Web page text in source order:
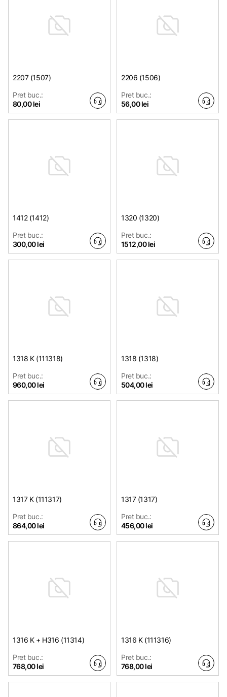
2207 (1507)
Pret buc.:
80,00 lei
2206 (1506)
Pret buc.:
56,00 lei
1412 (1412)
Pret buc.:
300,00 lei
1320 (1320)
Pret buc.:
1512,00 lei
1318 K (111318)
Pret buc.:
960,00 lei
1318 (1318)
Pret buc.:
504,00 lei
1317 K (111317)
Pret buc.:
864,00 lei
1317 (1317)
Pret buc.:
456,00 lei
1316 K + H316 (11314)
Pret buc.:
768,00 lei
1316 K (111316)
Pret buc.:
768,00 lei